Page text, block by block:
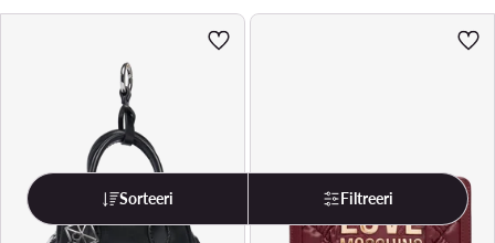
Sorteeri Filtreeri